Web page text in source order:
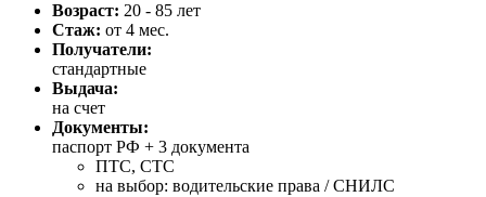
Возраст: 20 - 85 лет
Стаж: от 4 мес.
Получатели:
стандартные
Выдача:
на счет
Документы:
паспорт РФ + 3 документа
ПТС, СТС
на выбор: водительские права / СНИЛС